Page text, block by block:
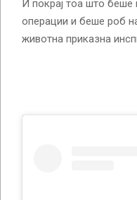
И покрај тоа што беше
операции и беше роб
животна приказна